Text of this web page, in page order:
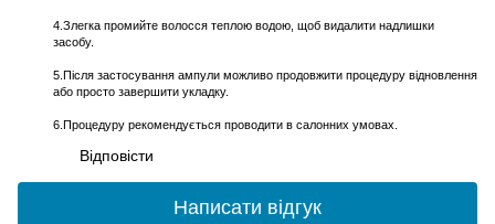
4.Злегка промийте волосся теплою водою, щоб видалити надлишки
засобу.
5.Після застосування ампули можливо продовжити процедуру відновлення
або просто завершити укладку.
6.Процедуру рекомендується проводити в салонних умовах.
Відповісти
Написати відгук